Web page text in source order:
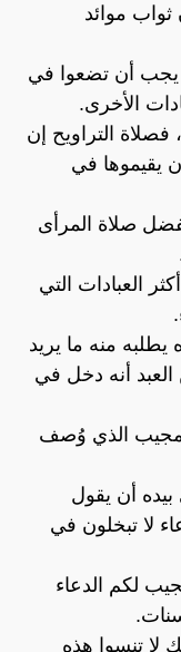
ثواب موائد
يجب أن تضعوا في
الأخرى.
التراويح إن
يقيموها في
صلاة المرأى
العبادات التي
منه ما يريد
أنه دخل في
الذي وُصف
أن يقول
لا تبخلون في
لكم الدعاء
لا تنسوا هذه